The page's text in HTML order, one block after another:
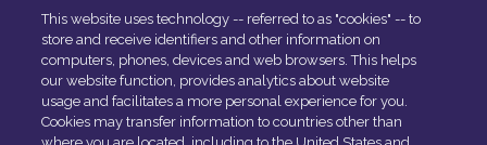
N. Iscrizione ROC 42840
Delibera AGCOM:DELIBERA AGCOM
Codice di condotta aziendale
PEC:[email protected]
This website uses technology -- referred to as "cookies" -- to
store and receive identifiers and other information on
computers, phones, devices and web browsers. This helps
our website function, provides analytics about website
usage and facilitates a more personal experience for you.
Cookies may transfer information to countries other than